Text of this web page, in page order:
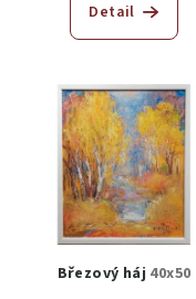
Detail
Březový háj 40x50